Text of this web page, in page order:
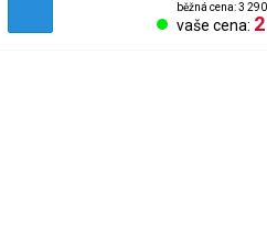
běžná cena: 3
vaše cena: